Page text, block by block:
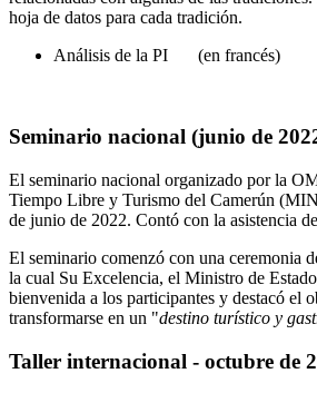
hoja de datos para cada tradición.
Análisis de la PI
(en francés)
Seminario nacional (junio de
El seminario nacional organizado por la
Tiempo Libre y Turismo del Camerún
de junio de 2022. Contó con la asistencia
El seminario comenzó con una ceremonia
la cual Su Excelencia, el Ministro de
bienvenida a los participantes y destacó el
transformarse en un "destino turístico y
Taller internacional - octubre de